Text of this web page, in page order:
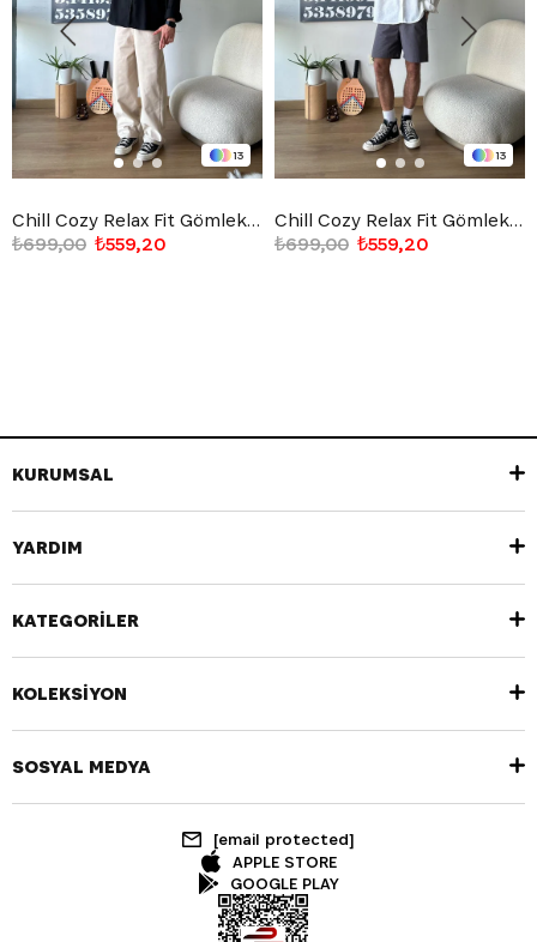
13
Chill Cozy Relax Fit Gömlek Siyah
₺559,20
₺699,00
13
Chill Cozy Relax Fit Gömlek Beyaz
₺559,20
₺699,00
KURUMSAL
YARDIM
KATEGORİLER
KOLEKSİYON
SOSYAL MEDYA
[email protected]
APPLE STORE
GOOGLE PLAY